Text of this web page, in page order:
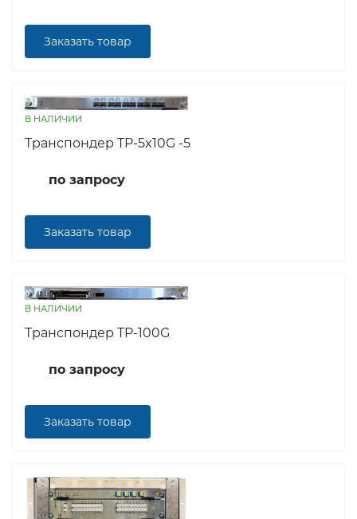
Заказать товар
В НАЛИЧИИ
Транспондер TP-5x10G -5
по запросу
Заказать товар
В НАЛИЧИИ
Транспондер TP-100G
по запросу
Заказать товар